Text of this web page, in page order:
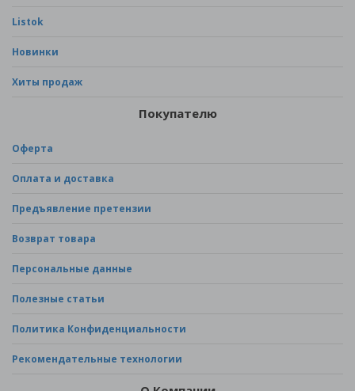
Listok
Новинки
Хиты продаж
Покупателю
Оферта
Оплата и доставка
Предъявление претензии
Возврат товара
Персональные данные
Полезные статьи
Политика Конфиденциальности
Рекомендательные технологии